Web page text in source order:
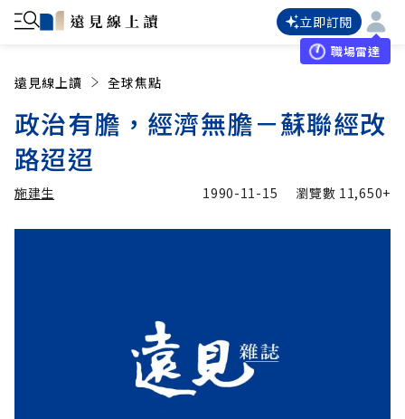
立即訂閱
職場雷達
遠見線上讀 全球焦點
政治有膽，經濟無膽－蘇聯經改
路迢迢
施建生 1990-11-15 瀏覽數 11,650+